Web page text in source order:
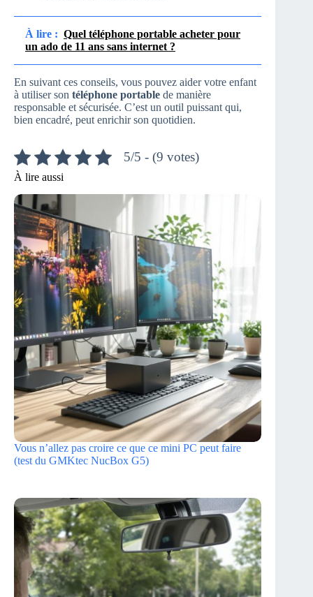
À lire : Quel téléphone portable acheter pour
un ado de 11 ans sans internet ?
En suivant ces conseils, vous pouvez aider votre enfant
à utiliser son téléphone portable de manière
responsable et sécurisée. C’est un outil puissant qui,
bien encadré, peut enrichir son quotidien.
5/5 - (9 votes)
À lire aussi
Vous n’allez pas croire ce que ce mini PC peut faire
(test du GMKtec NucBox G5)